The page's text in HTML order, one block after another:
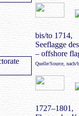
bis/to 1714,
Seeflagge
– offshore
Quelle/Source,
1727–1801,